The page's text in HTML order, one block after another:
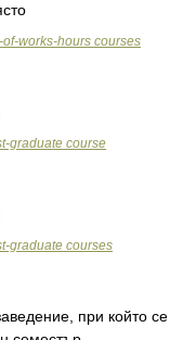
of-works-hours courses
graduate course
graduate courses
при който се